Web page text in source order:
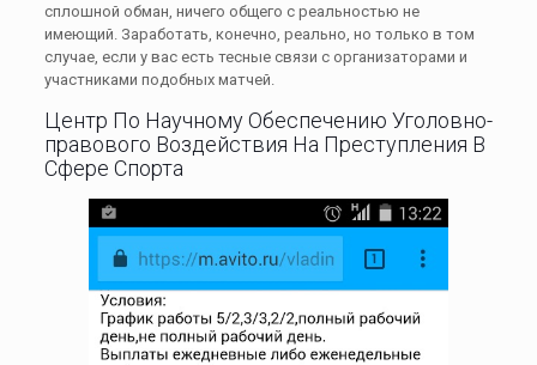
сплошной обман, ничего общего с реальностью не
имеющий. Заработать, конечно, реально, но только в том
случае, если у вас есть тесные связи с организаторами и
участниками подобных матчей.
Центр По Научному Обеспечению Уголовно-
правового Воздействия На Преступления В
Сфере Спорта